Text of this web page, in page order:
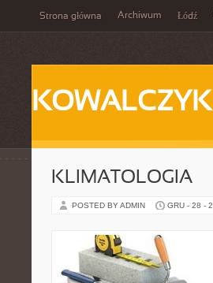
Strona główna Archiwum Łódź
KOWALCZYK
KLIMATOLOGIA
POSTED BY ADMIN GRU - 28 -